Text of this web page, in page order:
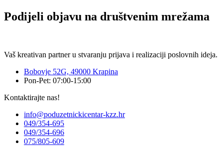
Podijeli objavu na društvenim mrežama
Vaš kreativan partner u stvaranju prijava i realizaciji poslovnih ideja.
Bobovje 52G, 49000 Krapina
Pon-Pet: 07:00-15:00
Kontaktirajte nas!
info@poduzetnickicentar-kzz.hr
049/354-695
049/354-696
075/805-609